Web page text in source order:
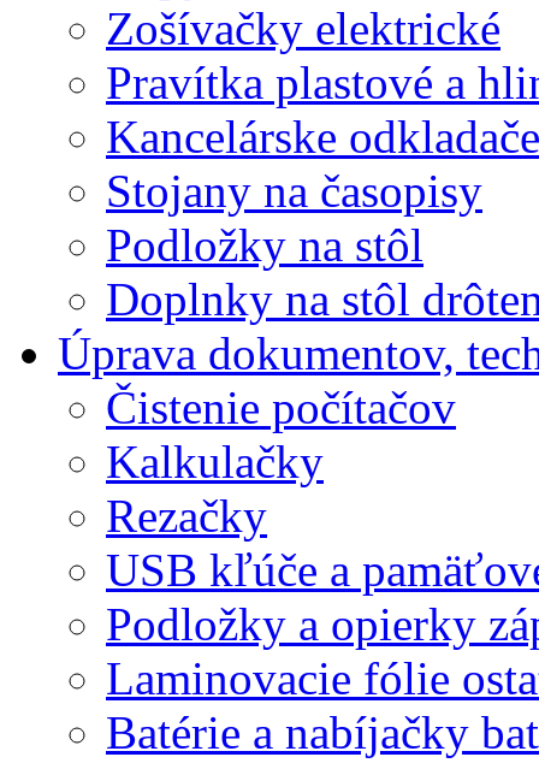
Zošívačky elektrické
Pravítka plastové a
Kancelárske odkladače
Stojany na časopisy
Podložky na stôl
Doplnky na stôl
Úprava dokumentov,
Čistenie počítačov
Kalkulačky
Rezačky
USB kľúče a
Podložky a opierky
Laminovacie fólie
Batérie a nabíjačky